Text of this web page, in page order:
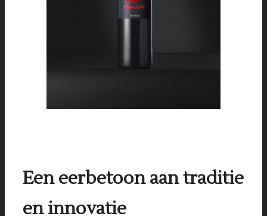
Een eerbetoon aan traditie
en innovatie